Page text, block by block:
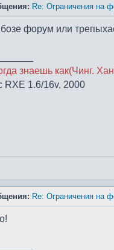
Re: Ограничения на
форум или
знаешь как(Чинг.
RXE 1.6/16v, 2000
Re: Ограничения на